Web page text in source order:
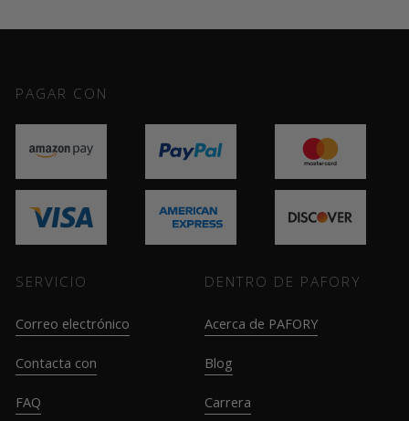
PAGAR CON
SERVICIO
Correo electrónico
Contacta con
FAQ
DENTRO DE PAFORY
Acerca de PAFORY
Blog
Carrera